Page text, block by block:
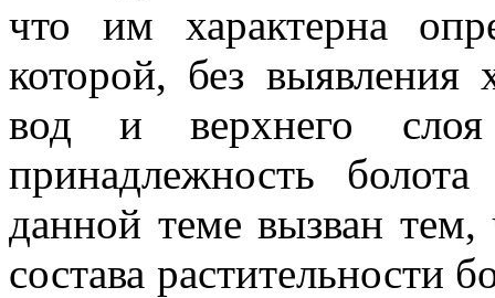
что им характерна
которой, без выявления
вод и верхнего
принадлежность
данной теме вызван
состава растительности